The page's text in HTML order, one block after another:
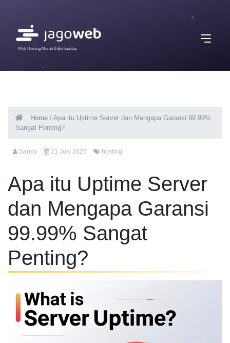
Web Hosting Murah & Berkualitas
Home / Apa itu Uptime Server dan Mengapa Garansi 99.99%
Sangat Penting?
Sandy 21 July 2025 hosting
Apa itu Uptime Server
dan Mengapa Garansi
99.99% Sangat
Penting?